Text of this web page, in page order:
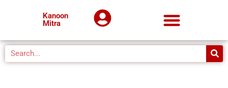
Kanoon
Mitra